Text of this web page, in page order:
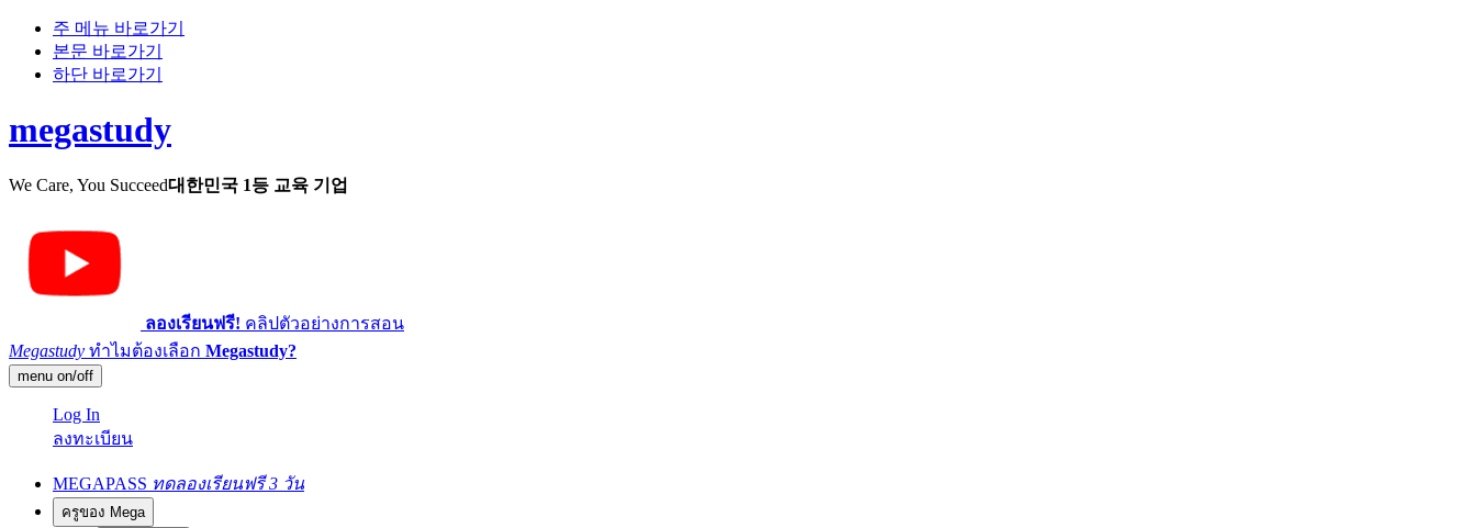
주 메뉴 바로가기
본문 바로가기
하단 바로가기
megastudy
We Care, You Succeed대한민국 1등 교육 기업
ลองเรียนฟรี! คลิปตัวอย่างการสอน
Megastudy ทำไมต้องเลือก Megastudy?
menu on/off
Log In
ลงทะเบียน
MEGAPASS ทดลองเรียนฟรี 3 วัน
ครูของ Mega